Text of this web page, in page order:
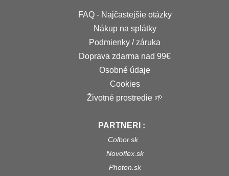
FAQ - Najčastejšie otázky
Nákup na splátky
Podmienky / záruka
Doprava zdarma nad 99€
Osobné údaje
Cookies
Životné prostredie 🌱
PARTNERI :
Colbor.sk
Novoflex.sk
Photon.sk